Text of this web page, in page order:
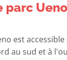
parc
est
au sud et à